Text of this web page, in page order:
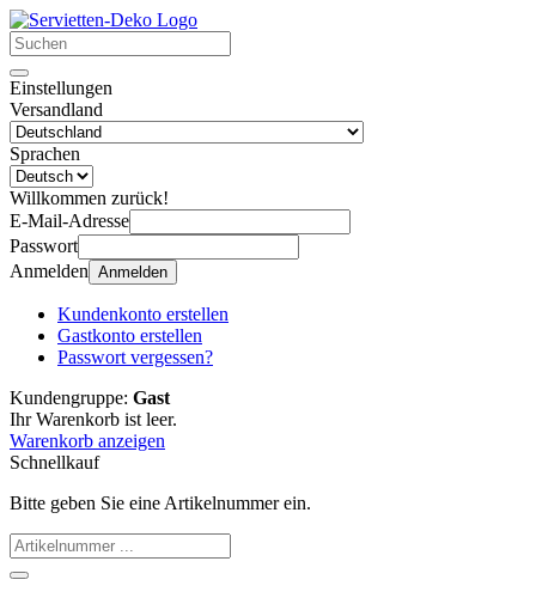
Einstellungen
Versandland
Sprachen
Willkommen zurück!
E-Mail-Adresse
Passwort
Anmelden Anmelden
Kundenkonto erstellen
Gastkonto erstellen
Passwort vergessen?
Kundengruppe: Gast
Ihr Warenkorb ist leer.
Warenkorb anzeigen
Schnellkauf
Bitte geben Sie eine Artikelnummer ein.